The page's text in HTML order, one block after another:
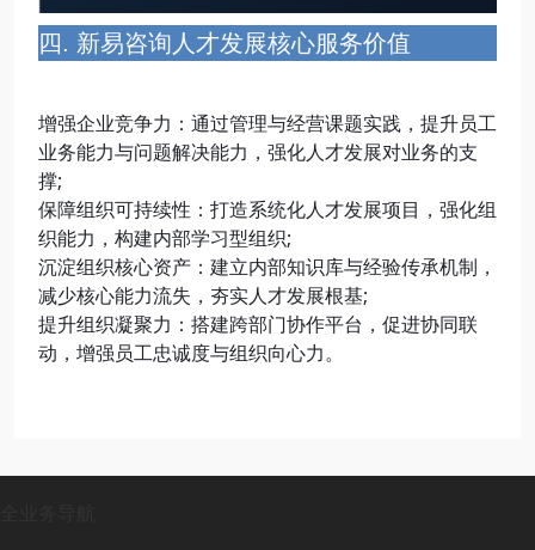
四. 新易咨询人才发展核心服务价值
增强企业竞争力：通过管理与经营课题实践，提升员工
业务能力与问题解决能力，强化人才发展对业务的支
撑;
保障组织可持续性：打造系统化人才发展项目，强化组
织能力，构建内部学习型组织;
沉淀组织核心资产：建立内部知识库与经验传承机制，
减少核心能力流失，夯实人才发展根基;
提升组织凝聚力：搭建跨部门协作平台，促进协同联
动，增强员工忠诚度与组织向心力。